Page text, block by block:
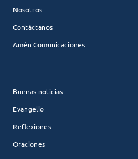
Nosotros
Contáctanos
Amén Comunicaciones
Buenas noticias
Evangelio
Reflexiones
Oraciones